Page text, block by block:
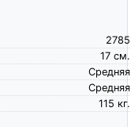
2785
см.
17
Средняя
Средняя
кг.
115